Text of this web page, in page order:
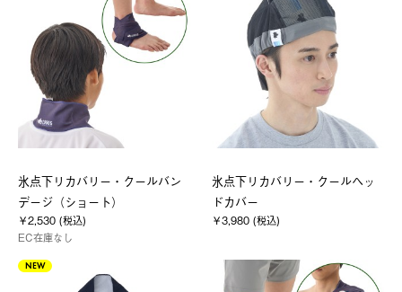
氷点下リカバリー・クールバン
デージ（ショート）
￥2,530 (税込)
EC在庫なし
氷点下リカバリー・クールヘッ
ドカバー
￥3,980 (税込)
NEW